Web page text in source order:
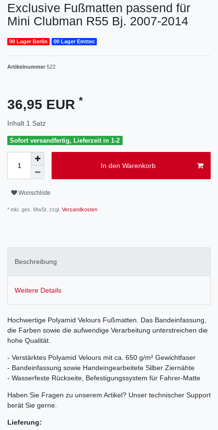
Exclusive Fußmatten passend für
Mini Clubman R55 Bj. 2007-2014
00 Lager Berlin 00 Lager Emttec
Artikelnummer 522
36,95 EUR *
Inhalt 1 Satz
Sofort versandfertig, Lieferzeit in 1-2
In den Warenkorb
Wunschliste
* inkl. ges. MwSt. zzgl. Versandkosten
Beschreibung
Weitere Details
Hochwertige Polyamid Velours Fußmatten. Das Bandeinfassung,
die Farben sowie die aufwendige Verarbeitung unterstreichen die
hohe Qualität.
- Verstärktes Polyamid Velours mit ca. 650 g/m² Gewichtfaser
- Bandeinfassung sowie Handeingearbeitete Silber Ziernähte
- Wasserfeste Rückseite, Befestigungssystem für Fahrer-Matte
Haben Sie Fragen zu unserem Artikel? Unser technischer Support
berät Sie gerne.
Lieferung: